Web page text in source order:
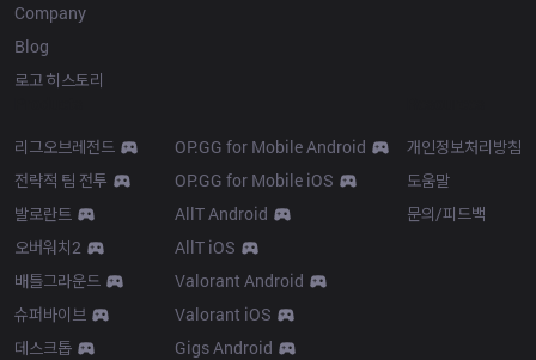
Company
Blog
로고 히스토리
리그오브레전드
전략적 팀 전투
발로란트
오버워치2
배틀그라운드
슈퍼바이브
데스크톱
OP.GG for Mobile Android
OP.GG for Mobile iOS
AllT Android
AllT iOS
Valorant Android
Valorant iOS
Gigs Android
개인정보처리방침
도움말
문의/피드백